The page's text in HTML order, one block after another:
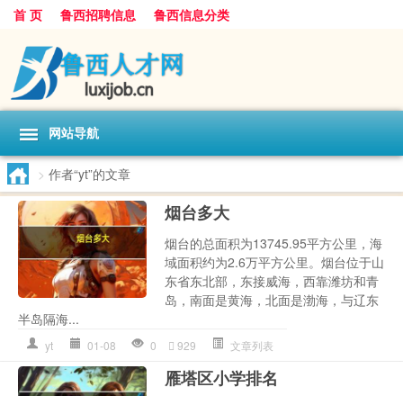
首 页 鲁西招聘信息 鲁西信息分类
网站导航
> 作者“yt”的文章
烟台多大
烟台的总面积为13745.95平方公里，海
域面积约为2.6万平方公里。烟台位于山
东省东北部，东接威海，西靠潍坊和青
岛，南面是黄海，北面是渤海，与辽东
半岛隔海...
yt 01-08 0 929 文章列表
雁塔区小学排名